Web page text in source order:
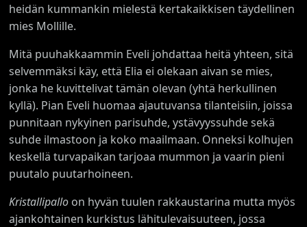
heidän kummankin mielestä kertakaikkisen täydellinen
mies Mollille.
Mitä puuhakkaammin Eveli johdattaa heitä yhteen, sitä
selvemmäksi käy, että Elia ei olekaan aivan se mies,
jonka he kuvittelivat tämän olevan (yhtä herkullinen
kyllä). Pian Eveli huomaa ajautuvansa tilanteisiin, joissa
punnitaan nykyinen parisuhde, ystävyyssuhde sekä
suhde ilmastoon ja koko maailmaan. Onneksi kolhujen
keskellä turvapaikan tarjoaa mummon ja vaarin pieni
puutalo puutarhoineen.
Kristallipallo on hyvän tuulen rakkaustarina mutta myös
ajankohtainen kurkistus lähitulevaisuuteen, jossa